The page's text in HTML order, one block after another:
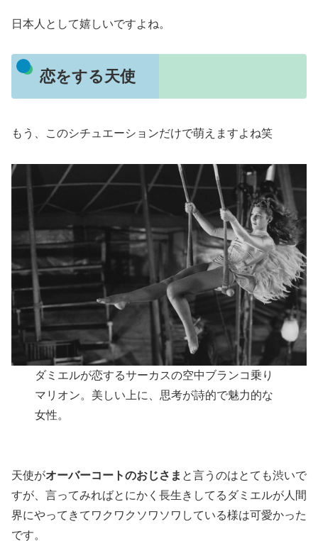
日本人として嬉しいですよね。
恋をする天使
もう、このシチュエーションだけで萌えますよね笑
ダミエルが恋するサーカスの空中ブランコ乗り
マリオン。美しい上に、思考が詩的で魅力的な
女性。
天使がオーバーコートのおじさま と言うのはとても渋いで
すが、言ってみればとにかく長生きしてるダミエルが人間
界にやってきてワクワクソワソワしている様は可愛かった
です。